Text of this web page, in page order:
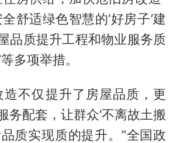
舒适绿色智慧的‘好房子’建
品质提升工程和物业服务质
多项举措。
造不仅提升了房屋品质，更
务配套，让群众‘不离故土搬
质实现质的提升。”全国政